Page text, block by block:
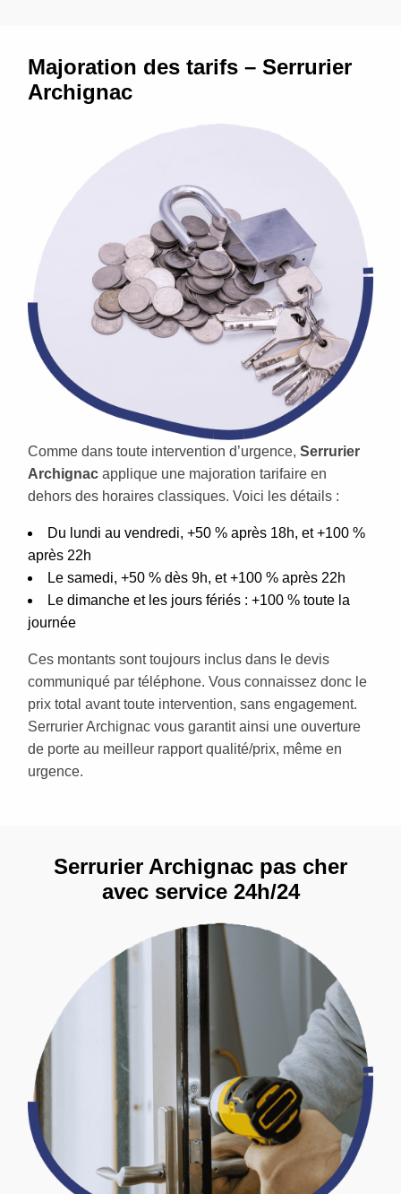
Majoration des tarifs – Serrurier
Archignac
Comme dans toute intervention d’urgence, Serrurier
Archignac applique une majoration tarifaire en
dehors des horaires classiques. Voici les détails :
Du lundi au vendredi, +50 % après 18h, et +100 %
après 22h
Le samedi, +50 % dès 9h, et +100 % après 22h
Le dimanche et les jours fériés : +100 % toute la
journée
Ces montants sont toujours inclus dans le devis
communiqué par téléphone. Vous connaissez donc le
prix total avant toute intervention, sans engagement.
Serrurier Archignac vous garantit ainsi une ouverture
de porte au meilleur rapport qualité/prix, même en
urgence.
Serrurier Archignac pas cher
avec service 24h/24